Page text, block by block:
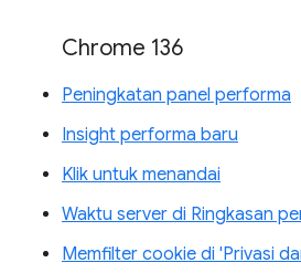
Chrome 136
Peningkatan panel performa
Insight performa baru
Klik untuk menandai
Waktu server di Ringkasan
Memfilter cookie di 'Privasi